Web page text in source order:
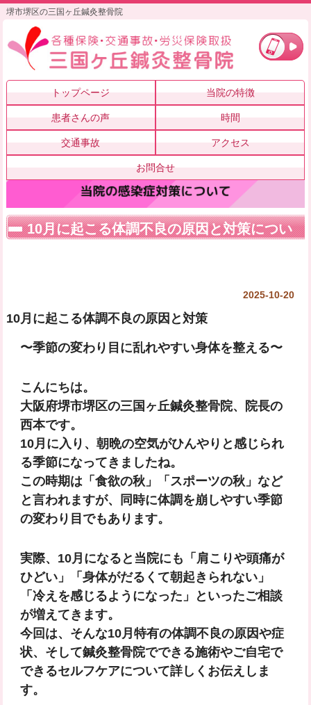
堺市堺区の三国ヶ丘鍼灸整骨院
トップページ 当院の特徴
患者さんの声 時間
交通事故 アクセス
お問合せ
10月に起こる体調不良の原因と対策につい
2025-10-20
10月に起こる体調不良の原因と対策
〜季節の変わり目に乱れやすい身体を整える〜
こんにちは。
大阪府堺市堺区の三国ヶ丘鍼灸整骨院、院長の
西本です。
10月に入り、朝晩の空気がひんやりと感じられ
る季節になってきましたね。
この時期は「食欲の秋」「スポーツの秋」など
と言われますが、同時に体調を崩しやすい季節
の変わり目 でもあります。
実際、10月になると当院にも「肩こりや頭痛が
ひどい」「身体がだるくて朝起きられない」
「冷えを感じるようになった」といったご相談
が増えてきます。
今回は、そんな10月特有の体調不良の原因や症
状、そして鍼灸整骨院でできる施術やご自宅で
できるセルフケアについて詳しくお伝えしま
す。